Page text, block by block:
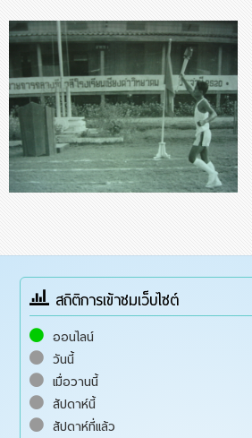
สถิติการเข้าชมเว็บไซต์
ออนไลน์
วันนี้
เมื่อวานนี้
สัปดาห์นี้
สัปดาห์ที่แล้ว